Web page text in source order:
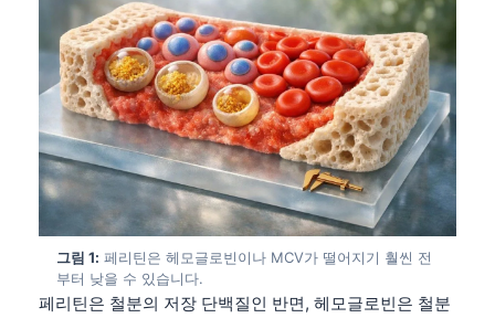
그림 1: 페리틴은 헤모글로빈이나 MCV가 떨어지기 훨씬 전
부터 낮을 수 있습니다.
페리틴은 철분의 저장 단백질인 반면, 헤모글로빈은 철분